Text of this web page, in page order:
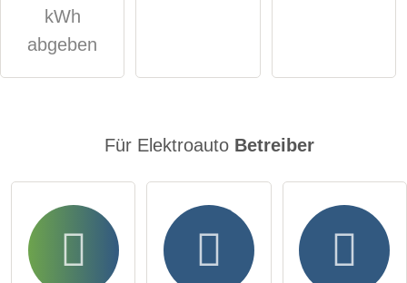
kWh
abgeben
Für Elektroauto Betreiber